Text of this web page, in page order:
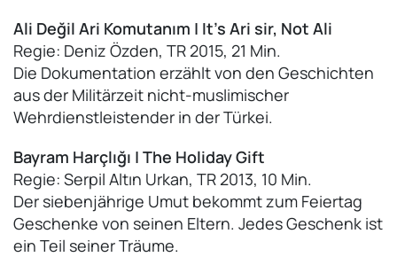
Ali Değil Ari Komutanım | It's Ari sir, Not Ali
Regie: Deniz Özden, TR 2015, 21 Min.
Die Dokumentation erzählt von den Geschichten
aus der Militärzeit nicht-muslimischer
Wehrdienstleistender in der Türkei.
Bayram Harçlığı | The Holiday Gift
Regie: Serpil Altın Urkan, TR 2013, 10 Min.
Der siebenjährige Umut bekommt zum Feiertag
Geschenke von seinen Eltern. Jedes Geschenk ist
ein Teil seiner Träume.